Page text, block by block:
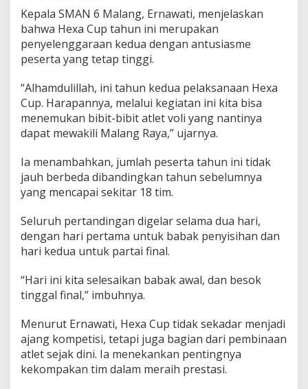
r
k
a
n
A
l
e
t
V
o
i
A
n
d
l
a
n
Kepala SMAN 6 Malang, Ernawati, menjelaskan
bahwa Hexa Cup tahun ini merupakan
penyelenggaraan kedua dengan antusiasme
peserta yang tetap tinggi.
“Alhamdulillah, ini tahun kedua pelaksanaan Hexa
Cup. Harapannya, melalui kegiatan ini kita bisa
menemukan bibit-bibit atlet voli yang nantinya
dapat mewakili Malang Raya,” ujarnya.
Ia menambahkan, jumlah peserta tahun ini tidak
jauh berbeda dibandingkan tahun sebelumnya
yang mencapai sekitar 18 tim.
Seluruh pertandingan digelar selama dua hari,
dengan hari pertama untuk babak penyisihan dan
hari kedua untuk partai final.
“Hari ini kita selesaikan babak awal, dan besok
tinggal final,” imbuhnya.
Menurut Ernawati, Hexa Cup tidak sekadar menjadi
ajang kompetisi, tetapi juga bagian dari pembinaan
atlet sejak dini. Ia menekankan pentingnya
kekompakan tim dalam meraih prestasi.